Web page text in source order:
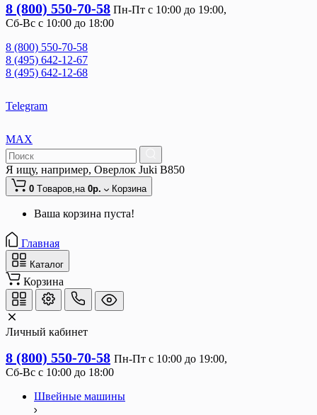
8 (800) 550-70-58 Пн-Пт с 10:00 до 19:00,
Сб-Вс с 10:00 до 18:00
8 (800) 550-70-58
8 (495) 642-12-67
8 (495) 642-12-68
Telegram
MAX
Я ищу, например, Оверлок Juki B850
0 Tоваров,на 0р. Корзина
Ваша корзина пуста!
Главная
Каталог
Корзина
Личный кабинет
8 (800) 550-70-58 Пн-Пт с 10:00 до 19:00,
Сб-Вс с 10:00 до 18:00
Швейные машины